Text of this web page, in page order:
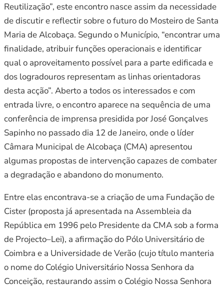
Reutilização”, este encontro nasce assim da necessidade
de discutir e reflectir sobre o futuro do Mosteiro de Santa
Maria de Alcobaça. Segundo o Município, “encontrar uma
finalidade, atribuir funções operacionais e identificar
qual o aproveitamento possível para a parte edificada e
dos logradouros representam as linhas orientadoras
desta acção”. Aberto a todos os interessados e com
entrada livre, o encontro aparece na sequência de uma
conferência de imprensa presidida por José Gonçalves
Sapinho no passado dia 12 de Janeiro, onde o líder
Câmara Municipal de Alcobaça (CMA) apresentou
algumas propostas de intervenção capazes de combater
a degradação e abandono do monumento.
Entre elas encontrava-se a criação de uma Fundação de
Cister (proposta já apresentada na Assembleia da
República em 1996 pelo Presidente da CMA sob a forma
de Projecto–Lei), a afirmação do Pólo Universitário de
Coimbra e a Universidade de Verão (cujo título manteria
o nome do Colégio Universitário Nossa Senhora da
Conceição, restaurando assim o Colégio Nossa Senhora